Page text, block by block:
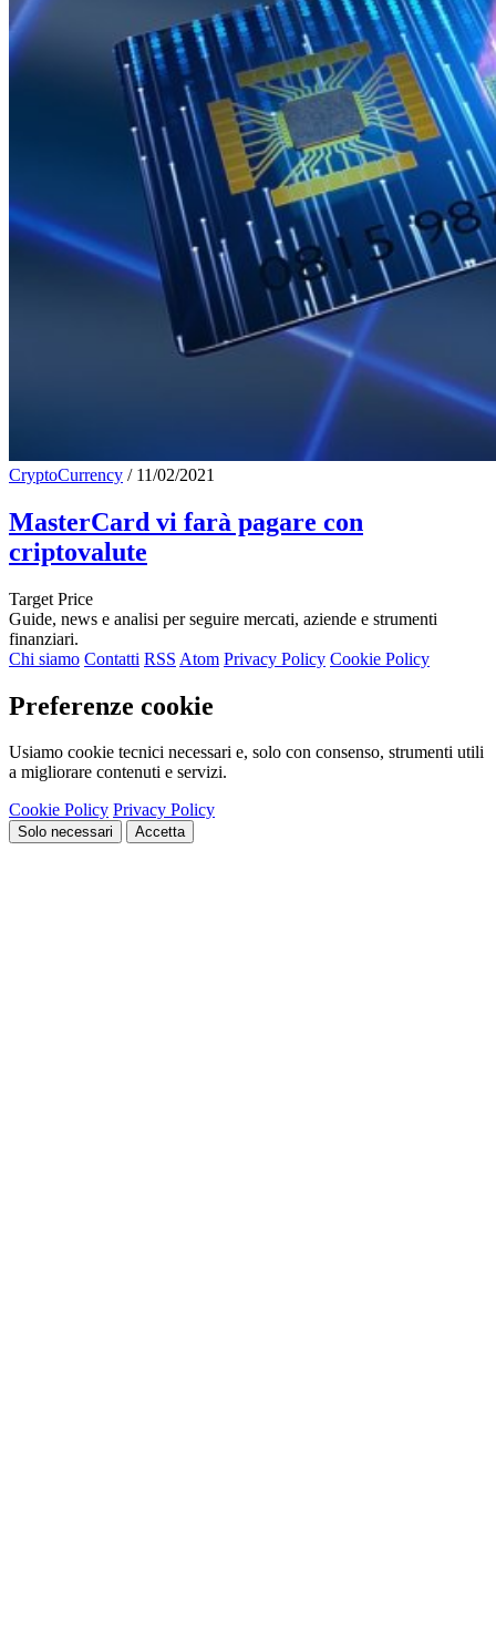
CryptoCurrency / 11/02/2021
MasterCard vi farà pagare con
criptovalute
Target Price
Guide, news e analisi per seguire mercati, aziende e strumenti
finanziari.
Chi siamo Contatti RSS Atom Privacy Policy Cookie Policy
Preferenze cookie
Usiamo cookie tecnici necessari e, solo con consenso, strumenti utili
a migliorare contenuti e servizi.
Cookie Policy Privacy Policy
Solo necessari Accetta